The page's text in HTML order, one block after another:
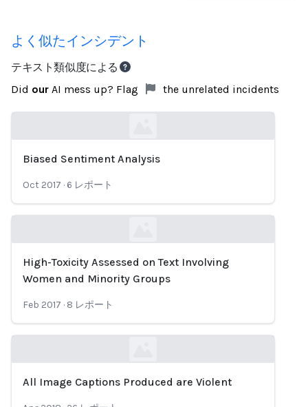
よく似たインシデント
テキスト類似度による
Did our AI mess up? Flag the unrelated incidents
Biased Sentiment Analysis
Oct 2017 · 6 レポート
Loading...
High-Toxicity Assessed on Text Involving
Women and Minority Groups
Feb 2017 · 8 レポート
All Image Captions Produced are Violent